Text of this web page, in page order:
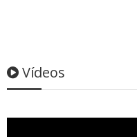
Vídeos